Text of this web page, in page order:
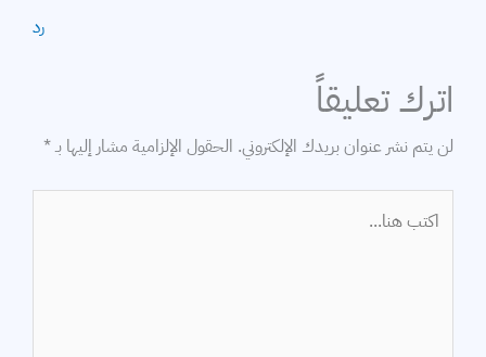
رد
اترك تعليقاً
لن يتم نشر عنوان بريدك الإلكتروني. الحقول الإلزامية مشار إليها بـ*